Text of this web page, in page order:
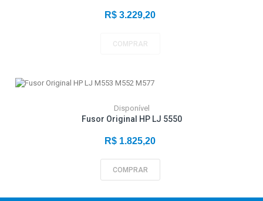
R$ 3.229,20
COMPRAR
Disponível
Fusor Original HP LJ 5550
R$ 1.825,20
COMPRAR